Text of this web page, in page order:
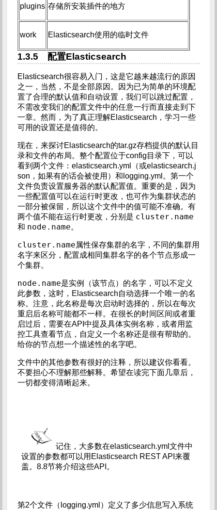
plugins 存储所安装插件的地方
work Elasticsearch使用的临时文件
1.3.5 配置Elasticsearch
Elasticsearch很容易入门，这是它越来越流行的原因
之一，当然，不是全部原因。因为已为简单的环境配
置了合理的默认值和自动设置，我们可以跳过配置，
不需改变我们的配置文件中的任意一行而直接走到下
一章。然而，为了真正理解Elasticsearch，学习一些
可用的设置还是值得的。
现在，来探讨Elasticsearch的tar.gz存档提供的默认目
录和文件的布局。整个配置位于config目录下，可以
看到两个文件：elasticsearch.yml（或elasticsearch.j
son，如果有的话会被使用）和logging.yml。第一个
文件负责设置服务器的默认配置值。重要的是，因为
一些配置值可以在运行时更改，也可作为集群状态的
一部分被保留，所以这个文件中的值可能不准确。有
两个值不能在运行时更改，分别是 cluster.name
和 node.name。
cluster.name属性保存集群的名字，不同的集群用
名字来区分，配置成相同集群名字的各个节点形成一
个集群。
node.name是实例（该节点）的名字，可以不定义
此参数，这时，Elasticsearch自动选择一个唯一的名
称。注意，此名称是每次启动时选择的，所以在每次
重启后名称可能都不一样。在很长的时间区间或者重
启过后，需要在API中提及具体实例名称，或者用监
控工具查看节点，自定义一个名称还是很有帮助的。
给你的节点想一个描述性的名字吧。
文件中的其他参数有很好的注释，所以建议你看看。
不要担心不理解那些解释。希望在读完下面几章后，
一切都变得清晰起来。
记住，大多数在elasticsearch.yml文件中
设置的参数都可以用Elasticsearch REST API来覆
盖。8.8节将介绍这些API。
第2个文件（logging.yml）定义了多少信息写入系统